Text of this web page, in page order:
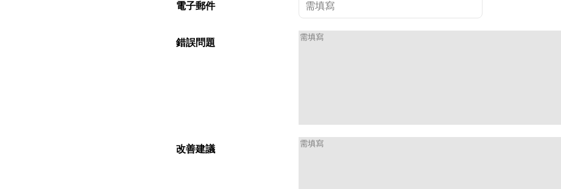
電子郵件
錯誤問題
改善建議